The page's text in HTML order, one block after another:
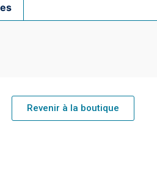
Revenir à la boutique